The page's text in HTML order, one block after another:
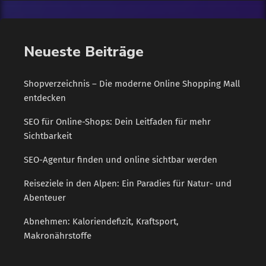
Motto "Starke Marke - aus Südwest" liefern vier […]
Neueste Beiträge
Shopverzeichnis – Die moderne Online Shopping Mall
entdecken
SEO für Online-Shops: Dein Leitfaden für mehr
Sichtbarkeit
SEO-Agentur finden und online sichtbar werden
Reiseziele in den Alpen: Ein Paradies für Natur- und
Abenteuer
Abnehmen: Kaloriendefizit, Kraftsport,
Makronährstoffe